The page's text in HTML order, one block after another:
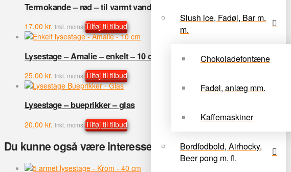
Slush ice, Fadøl, Bar m.
m.
Chokoladefontæne
Fadøl, anlæg mm.
Kaffemaskiner
Bordfodbold, Airhocky,
Beer pong m. fl.
Termokande – rød – til varmt vand
17,00 kr. inkl. moms Tilføj til tilbud
Lysestage – Amalie – enkelt – 10 cm
25,00 kr. inkl. moms Tilføj til tilbud
Lysestage – bueprikker – glas
20,00 kr. inkl. moms Tilføj til tilbud
Du kunne også være interesseret i…